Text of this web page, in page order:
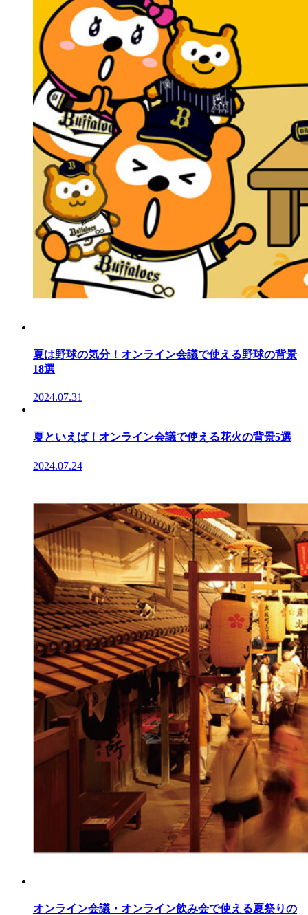
夏は野球の気分！オンライン会議で使える野球の背景
18選
2024.07.31
夏といえば！オンライン会議で使える花火の背景5選
2024.07.24
オンライン会議・オンライン飲み会で使える夏祭りの